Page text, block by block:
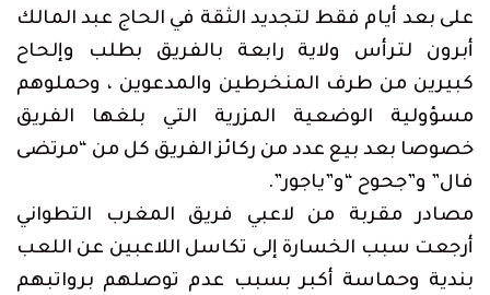
على بعد أيام فقط لتجديد الثقة في الحاج عبد المالك
أبرون لترأس ولاية رابعة بالفريق بطلب وإلحاح
كبيرين من طرف المنخرطين والمدعوين ، وحملوهم
مسؤولية الوضعية المزرية التي بلغها الفريق
خصوصا بعد بيع عدد من ركائز الفريق كل من “مرتضى
فال” و”جحوح “و”ياجور”.
مصادر مقربة من لاعبي فريق المغرب التطواني
أرجعت سبب الخسارة إلى تكاسل اللاعبين عن اللعب
بندية وحماسة أكبر بسبب عدم توصلهم برواتبهم